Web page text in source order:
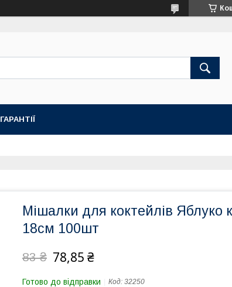
ГАРАНТІЇ
Мішалки для коктейлів Яблуко
18см 100шт
83 ₴ 78,85 ₴
Готово до відправки Код: 32250